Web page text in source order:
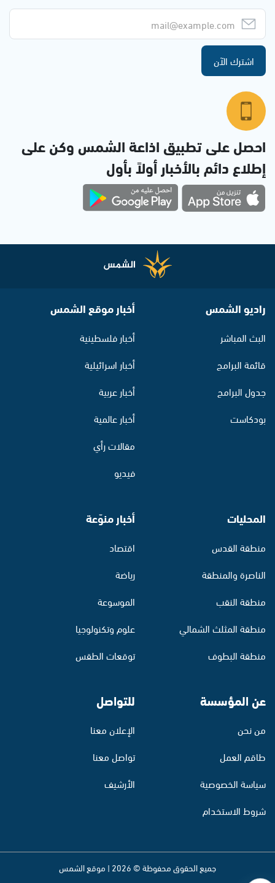
اشترك الآن
احصل على تطبيق اذاعة الشمس وكن على
إطلاع دائم بالأخبار أولاً بأول
راديو الشمس
البث المباشر
قائمة البرامج
جدول البرامج
بودكاست
أخبار موقع الشمس
أخبار فلسطينية
أخبار اسرائيلية
أخبار عربية
أخبار عالمية
مقالات رأي
فيديو
المحليات
منطقة القدس
الناصرة والمنطقة
منطقة النقب
منطقة المثلث الشمالي
منطقة البطوف
أخبار منوّعة
اقتصاد
رياضة
الموسوعة
علوم وتكنولوجيا
توقعات الطقس
عن المؤسسة
من نحن
طاقم العمل
سياسة الخصوصية
شروط الاستخدام
للتواصل
الإعلان معنا
تواصل معنا
الأرشيف
جميع الحقوق محفوظة © 2026 | موقع الشمس